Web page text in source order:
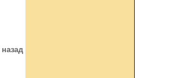
назад